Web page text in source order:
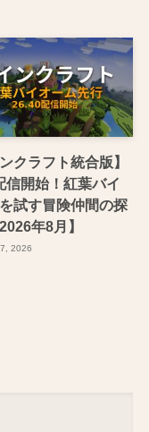
クラフト統合版】
信開始！紅葉バイ
試す冒険仲間の探
年8月】
2026